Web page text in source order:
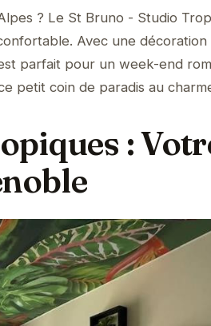
? Le St Bruno - Studio
Avec une décoration
parfait pour un week-end
petit coin de paradis au
: